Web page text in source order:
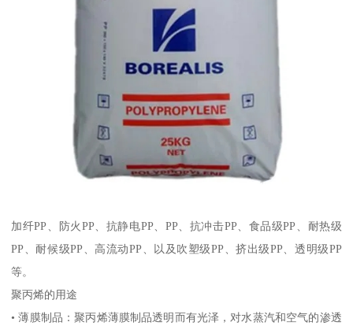
加纤PP 、防火 PP 、抗静电PP PP 、抗冲击PP 、食品级PP 、耐热级
PP 、耐候级PP 、高流动PP 、以及吹塑级PP 、挤出级PP 、透明级PP
等。
聚丙烯的用途
•薄膜制品：聚丙烯薄膜制品透明而有光泽，对水蒸汽和空气的渗透